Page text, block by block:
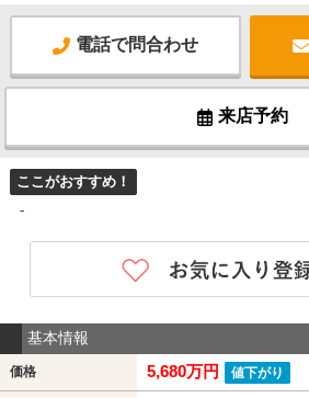
電話で問合わせ
来店予約
ここがおすすめ！
-
基本情報
価格 5,680万円 値下がり